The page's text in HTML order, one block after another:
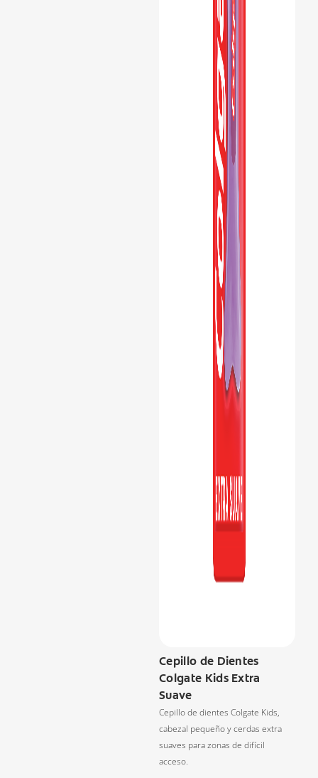
Cepillo de Dientes
Colgate Kids Extra
Suave
Cepillo de dientes Colgate Kids,
cabezal pequeño y cerdas extra
suaves para zonas de difícil
acceso.